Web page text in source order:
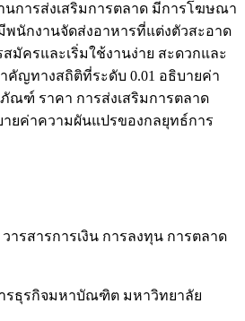
การส่งเสริมการตลาด มีการโฆษณา
นักงานจัดส่งอาหารที่แต่งตัวสะอาด
มัครและเริ่มใช้งานง่าย สะดวกและ
คัญทางสถิติที่ระดับ 0.01 อธิบายค่า
ณฑ์ ราคา การส่งเสริมการตลาด
ยค่าความผันแปรของกลยุทธ์การ
รสารการเงิน การลงทุน การตลาด
รธุรกิจมหาบัณฑิต มหาวิทยาลัย